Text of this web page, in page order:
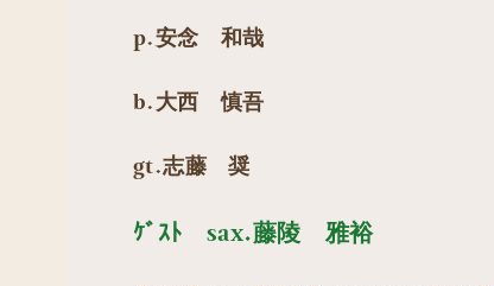
p.安念 和哉
b.大西 慎吾
gt.志藤 奨
ｹﾞｽﾄ sax.藤陵 雅裕